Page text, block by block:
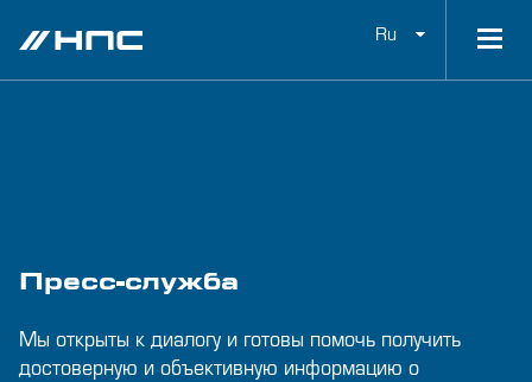
Ru
Пресс-служба
Мы открыты к диалогу и готовы помочь получить
достоверную и объективную информацию о